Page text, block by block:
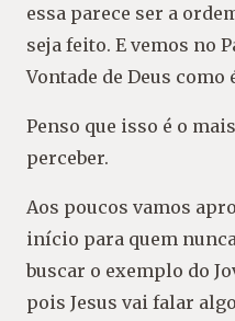
essa parece ser a
seja feito. E vemos no
Vontade de Deus como
Penso que isso é o
perceber.
Aos poucos vamos
início para quem
buscar o exemplo do
pois Jesus vai falar